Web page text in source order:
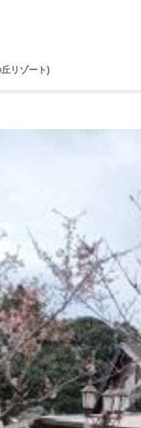
リゾート)